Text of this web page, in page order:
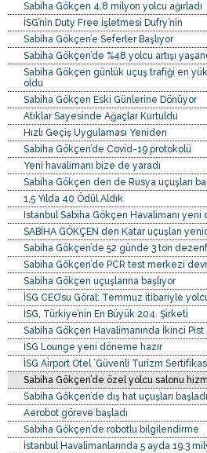
Sabiha Gökçen 4,8 milyon yolcu ağırladı
İSG’nin Duty Free İşletmesi Dufry’nin
Sabiha Gökçen’e Seferler Başlıyor
Sabiha Gökçen’de %48 yolcu artışı
Sabiha Gökçen günlük uçuş trafiği en
oldu
Sabiha Gökçen Eski Günlerine Dönüyor
Atıklar Sayesinde Ağaçlar Kurtuldu
Hızlı Geçiş Uygulaması Yeniden
Sabiha Gökçen’de Covid-19 protokolü
Yeni havalimanı bize de yaradı
Sabiha Gökçen den de Rusya uçuşları
1,5 Yılda 40 Ödül Aldık
Istanbul Sabiha Gökçen Havalimanı
SABİHA GÖKÇEN den Katar uçuşlan
Sabiha Gökçen’de 52 günde 3 ton
Sabiha Gökçen’de PCR test merkezi
Sabiha Gökçen uçuşlarına başlıyor
İSG CEO’su Göral: Temmuz itibariyle
İSG, Türkiye’nin En Büyük 204. Şirketi
Sabiha Gökçen Havalimanında İkinci
İSG Lounge yeni döneme hazır
İSG Airport Otel ’Güvenli Turizm
Sabiha Gökçen’de özel yolcu salonu
Sabiha Gökçen’de dış hat uçuşları başladı
Aerobot göreve başladı
Sabiha Gökçen’de robotlu bilgilendirme
İstanbul Havalimanlarında 5 ayda 19.3